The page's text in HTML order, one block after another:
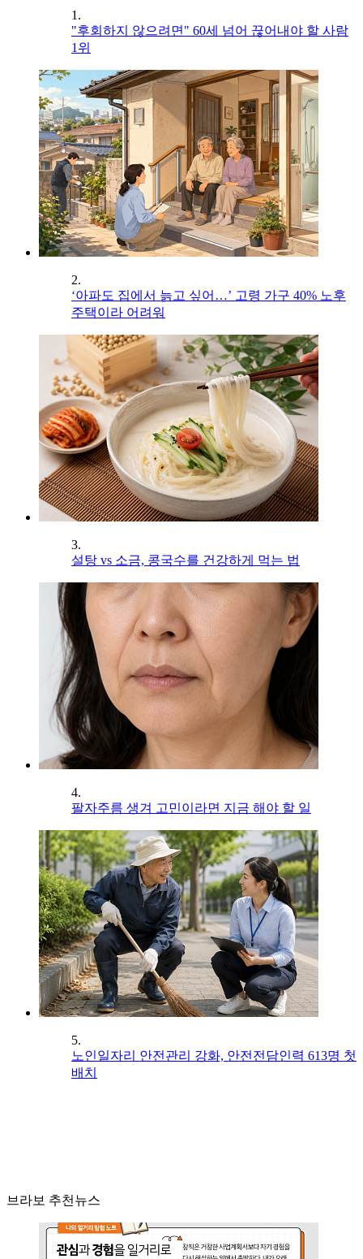
1.
"후회하지 않으려면" 60세 넘어 끊어내야 할 사람
1위
2.
‘아파도 집에서 늙고 싶어…’ 고령 가구 40% 노후
주택이라 어려워
3.
설탕 vs 소금, 콩국수를 건강하게 먹는 법
4.
팔자주름 생겨 고민이라면 지금 해야 할 일
5.
노인일자리 안전관리 강화, 안전전담인력 613명 첫
배치
브라보 추천뉴스